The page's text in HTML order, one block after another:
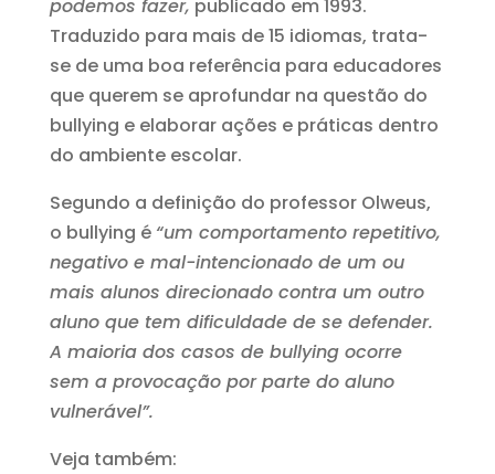
podemos fazer, publicado em 1993.
Traduzido para mais de 15 idiomas, trata-
se de uma boa referência para educadores
que querem se aprofundar na questão do
bullying e elaborar ações e práticas dentro
do ambiente escolar.
Segundo a definição do professor Olweus,
o bullying é “um comportamento repetitivo,
negativo e mal-intencionado de um ou
mais alunos direcionado contra um outro
aluno que tem dificuldade de se defender.
A maioria dos casos de bullying ocorre
sem a provocação por parte do aluno
vulnerável”.
Veja também: